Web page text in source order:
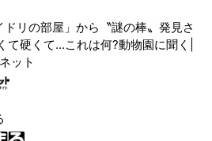
ドリの部屋」から〝謎の棒〟発見さ
て硬くて...これは何?動物園に聞く|
ット